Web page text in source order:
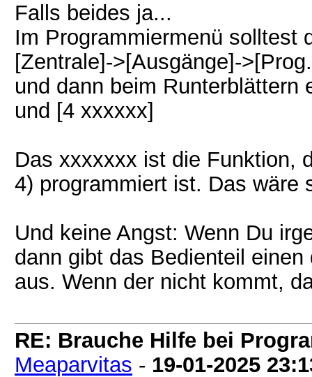
Falls beides ja...
Im Programmiermenü solltest
[Zentrale]->[Ausgänge]-
und dann beim
und [4 xxxxxx]
Das xxxxxxx ist die Funktion,
4) programmiert ist. Das wäre
Und keine Angst: Wenn Du
dann gibt das Bedienteil
aus. Wenn der nicht kommt,
RE: Brauche Hilfe bei
Meaparvitas - 19-01-2025